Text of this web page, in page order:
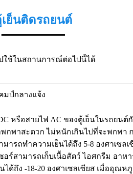
ย็นติดรถยนต์
ปใช้ในสถานการณ์ต่อไปนี้ได้
มป์กลางแจ้ง
หรือสายไฟ AC ของตู้เย็นในรถย
พกพาสะดวก ไม่หนักเกินไปที่จะพกพา
มารถทำความเย็นได้ถึง 5-8 องศาเซ
อร์สามารถเก็บเนื้อสัตว์ ไอศกรีม อา
ได้ถึง -18-20 องศาเซลเซียส เมื่ออุณ